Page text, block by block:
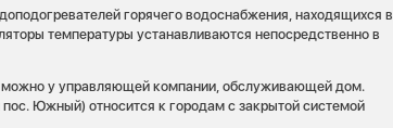
горячего водоснабжения, находящихся в
температуры устанавливаются непосредственно в
можно у управляющей компании, обслуживающей дом.
Южный) относится к городам с закрытой системой